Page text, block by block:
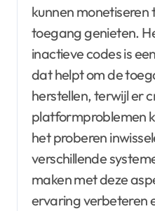
kunnen monetiseren
toegang genieten.
inactieve codes is
dat helpt om de
herstellen, terwijl er
platformproblemen
het proberen
verschillende
maken met deze
ervaring verbeteren